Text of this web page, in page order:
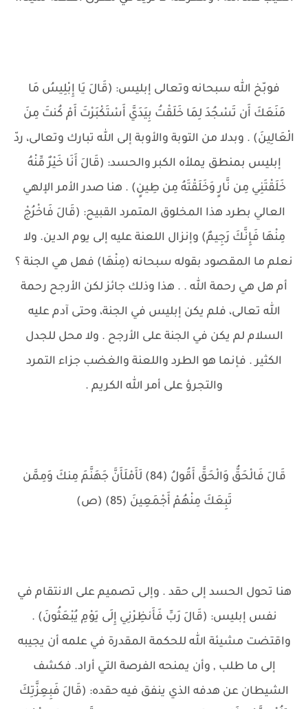
فوبّخ الله سبحانه وتعالى إبليس: (قَالَ يَا إِبْلِيسُ مَا
مَنَعَكَ أَن تَسْجُدَ لِمَا خَلَقْتُ بِيَدَيَّ أَسْتَكْبَرْتَ أَمْ كُنتَ مِنَ
الْعَالِينَ) . وبدلا من التوبة والأوبة إلى الله تبارك وتعالى، ردّ
إبليس بمنطق يملأه الكبر والحسد: (قَالَ أَنَا خَيْرٌ مِّنْهُ
خَلَقْتَنِي مِن نَّارٍ وَخَلَقْتَهُ مِن طِينٍ) . هنا صدر الأمر الإلهي
العالي بطرد هذا المخلوق المتمرد القبيح: (قَالَ فَاخْرُجْ
مِنْهَا فَإِنَّكَ رَجِيمٌ) وإنزال اللعنة عليه إلى يوم الدين. ولا
نعلم ما المقصود بقوله سبحانه (مِنْهَا) فهل هي الجنة ؟
أم هل هي رحمة الله . . هذا وذلك جائز لكن الأرجح رحمة
الله تعالى، فلم يكن إبليس في الجنة، وحتى آدم عليه
السلام لم يكن في الجنة على الأرجح . ولا محل للجدل
الكثير . فإنما هو الطرد واللعنة والغضب جزاء التمرد
والتجرؤ على أمر الله الكريم .
قَالَ فَالْحَقُّ وَالْحَقَّ أَقُولُ (84) لَأَمْلَأَنَّ جَهَنَّمَ مِنكَ وَمِمَّن
تَبِعَكَ مِنْهُمْ أَجْمَعِينَ (85) (ص)
هنا تحول الحسد إلى حقد . وإلى تصميم على الانتقام في
نفس إبليس: (قَالَ رَبِّ فَأَنظِرْنِي إِلَى يَوْمِ يُبْعَثُونَ) .
واقتضت مشيئة الله للحكمة المقدرة في علمه أن يجيبه
إلى ما طلب , وأن يمنحه الفرصة التي أراد. فكشف
الشيطان عن هدفه الذي ينفق فيه حقده: (قَالَ فَبِعِزَّتِكَ